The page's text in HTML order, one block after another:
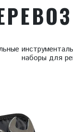
наборы для